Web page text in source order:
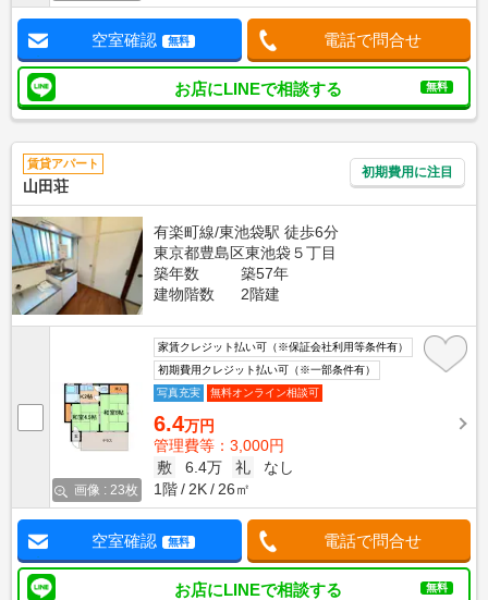
空室確認 無料 電話で問合せ
お店にLINEで相談する 無料
賃貸アパート
山田荘
初期費用に注目
有楽町線/東池袋駅 徒歩6分
東京都豊島区東池袋５丁目
築年数
築57年
建物階数
2階建
画像 : 23枚
家賃クレジット払い可（※保証会社利用等条件有）
初期費用クレジット払い可（※一部条件有）
写真充実
無料オンライン相談可
6.4万円
管理費等：3,000円
敷
6.4万 礼
なし
1階
2K 26㎡
空室確認 無料 電話で問合せ
お店にLINEで相談する 無料